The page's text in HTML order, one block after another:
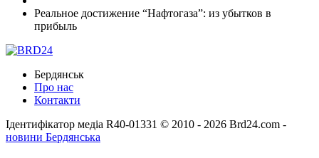
Реальное достижение “Нафтогаза”: из убытков в
прибыль
Бердянськ
Про нас
Контакти
Ідентифікатор медіа R40-01331 © 2010 - 2026 Brd24.com -
новини Бердянська